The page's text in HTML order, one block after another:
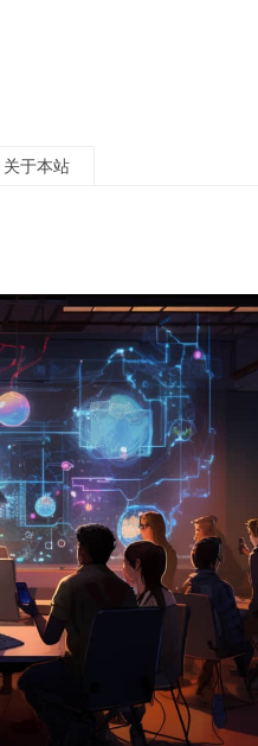
关于本站